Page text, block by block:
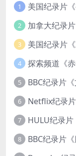
1
2
3
4
5
6
7
8